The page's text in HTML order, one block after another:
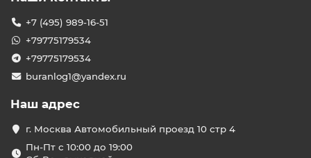
+7 (495) 989-16-51
+79775179534
+79775179534
buranlog1@yandex.ru
Наш адрес
г. Москва Автомобильный проезд 10 стр 4
Пн-Пт с 10:00 до 19:00